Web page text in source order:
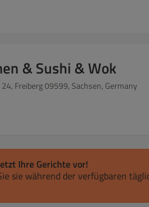
& Sushi & Wok
Freiberg 09599, Sachsen, Germany
Ihre Gerichte vor!
sie während der verfügbaren